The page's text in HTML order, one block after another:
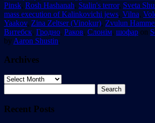
Pinsk, Rosh Hashanah, Stalin's terror, Sveta
mass execution of Kalinkovichi jews, Vilna,
Yaakov, Zina Zeltser (Vinokur), Zvulun
Витебск, Гродно, Раков, Слонім, шофар on
by Aaron Shustin.
Archives
Archives
for:
Recent Posts